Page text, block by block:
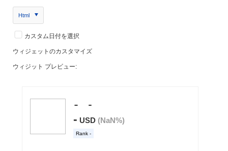
Html
カスタム日付を選択
ウィジェットのカスタマイズ
ウィジット プレビュー: